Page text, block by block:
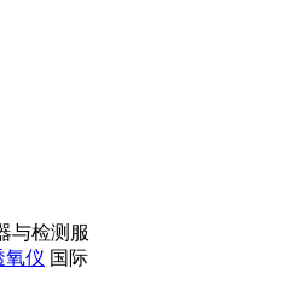
与检测服
氧仪 国际